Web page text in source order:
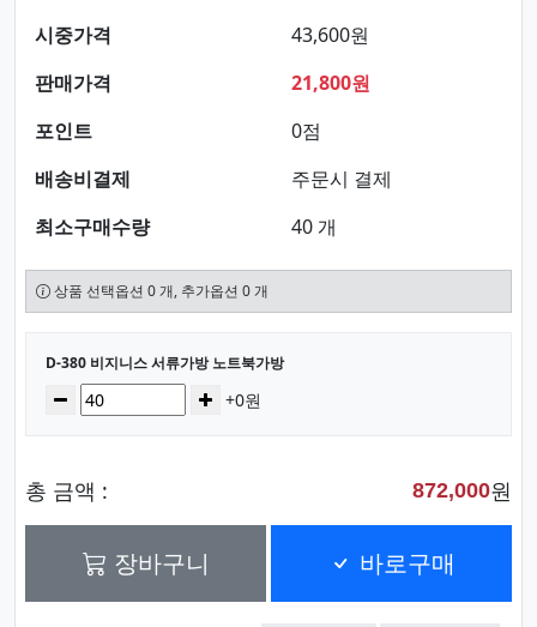
시중가격
43,600원
판매가격
21,800원
포인트
0점
배송비결제
주문시 결제
최소구매수량
40 개
상품 선택옵션 0 개, 추가옵션 0 개
선택된 옵션
D-380 비지니스 서류가방 노트북가방
수량감소 증가+0원
총 금액 : 872,000원
장바구니 바로구매